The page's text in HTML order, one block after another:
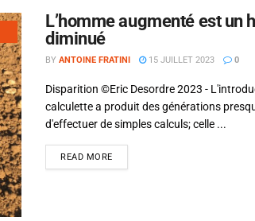
L’homme augmenté est un
diminué
BY ANTOINE FRATINI 15 JUILLET 2023 0
Disparition ©Eric Desordre 2023 -
calculette a produit des générations
d'effectuer de simples calculs; celle ...
READ MORE